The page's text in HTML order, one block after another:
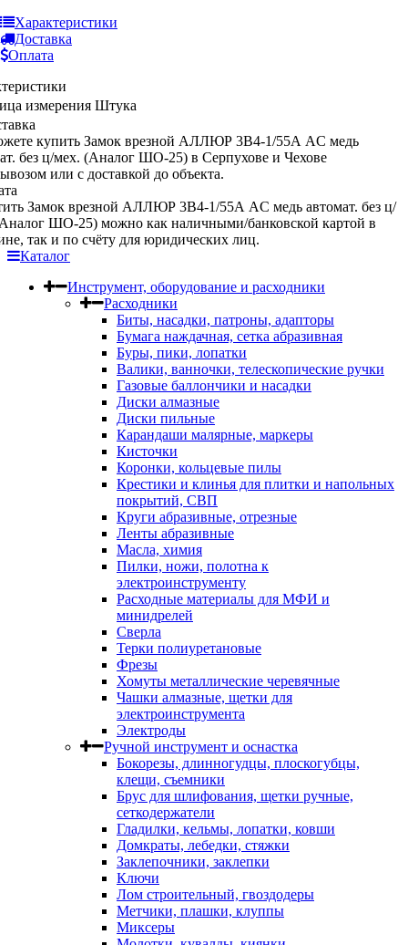
Характеристики
Доставка
Оплата
измерения Штука
купить Замок врезной АЛЛЮР 3В4-1/55А AC медь
без ц/мех. (Аналог ШО-25) в Серпухове и Чехове
или с доставкой до объекта.
Замок врезной АЛЛЮР 3В4-1/55А AC медь автомат. без ц/
ШО-25) можно как наличными/банковской картой в
так и по счёту для юридических лиц.
Каталог
Инструмент, оборудование и расходники
Расходники
Биты, насадки, патроны, адапторы
Бумага наждачная, сетка абразивная
Буры, пики, лопатки
Валики, ванночки, телескопические ручки
Газовые баллончики и насадки
Диски алмазные
Диски пильные
Карандаши малярные, маркеры
Кисточки
Коронки, кольцевые пилы
Крестики и клинья для плитки и напольных
покрытий, СВП
Круги абразивные, отрезные
Ленты абразивные
Масла, химия
Пилки, ножи, полотна к
электроинструменту
Расходные материалы для МФИ и
минидрелей
Сверла
Терки полиуретановые
Фрезы
Хомуты металлические черевячные
Чашки алмазные, щетки для
электроинструмента
Электроды
Ручной инструмент и оснастка
Бокорезы, длинногудцы, плоскогубцы,
клещи, съемники
Брус для шлифования, щетки ручные,
сеткодержатели
Гладилки, кельмы, лопатки, ковши
Домкраты, лебедки, стяжки
Заклепочники, заклепки
Ключи
Лом строительный, гвоздодеры
Метчики, плашки, клуппы
Миксеры